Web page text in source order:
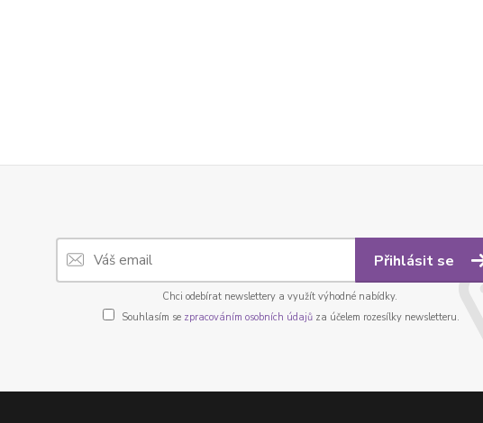
Přihlásit se
Chci odebírat newslettery a využít výhodné nabídky.
Souhlasím se zpracováním osobních údajů za účelem rozesílky newsletteru.